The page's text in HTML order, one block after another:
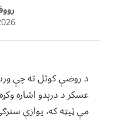
د روضې کوتل ته چې
عسکر د درېدو اشاره
مې ټیټه که، یوازې